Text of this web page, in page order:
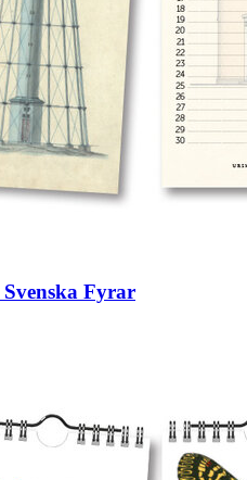
Svenska Fyrar